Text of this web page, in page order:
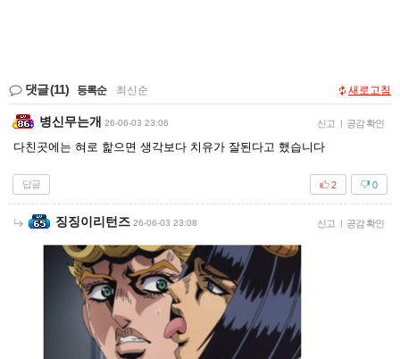
댓글(11) 등록순 최신순 새로고침
병신무는개 26-06-03 23:06 신고 공감 확인
다친곳에는 혀로 핥으면 생각보다 치유가 잘된다고 했습니다
답글 0
2
징징이리턴즈 26-06-03 23:08 신고 공감 확인